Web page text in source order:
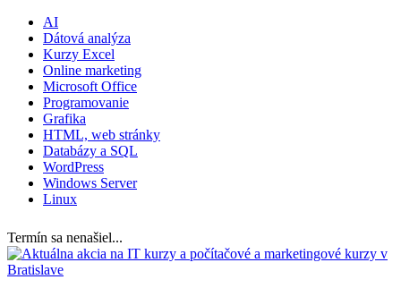
AI
Dátová analýza
Kurzy Excel
Online marketing
Microsoft Office
Programovanie
Grafika
HTML, web stránky
Databázy a SQL
WordPress
Windows Server
Linux
Termín sa nenašiel...